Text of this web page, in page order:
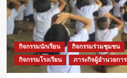
กิจกรรมนักเรียน กิจกรรมร่วมชุมชน
กิจกรรมโรงเรียน
ภาระกิจผู้อำนวยการ